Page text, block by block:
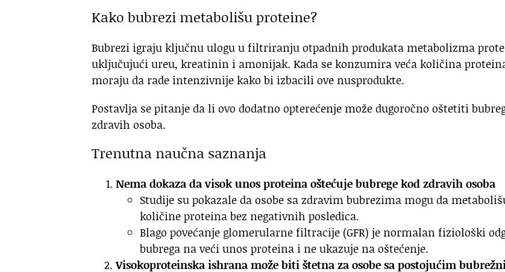
Kako bubrezi metabolišu proteine?
Bubrezi igraju ključnu ulogu u filtriranju otpadnih produkata metabolizma
uključujući ureu, kreatinin i amonijak. Kada se konzumira veća količina
moraju da rade intenzivnije kako bi izbacili ove nusprodukte.
Postavlja se pitanje da li ovo dodatno opterećenje može dugoročno oštetiti
zdravih osoba.
Trenutna naučna saznanja
Nema dokaza da visok unos proteina oštećuje bubrege kod zdravih osoba
Studije su pokazale da osobe sa zdravim bubrezima mogu da
količine proteina bez negativnih posledica.
Blago povećanje glomerularne filtracije (GFR) je normalan fiziološki
bubrega na veći unos proteina i ne ukazuje na oštećenje.
Visokoproteinska ishrana može biti štetna za osobe sa postojućim